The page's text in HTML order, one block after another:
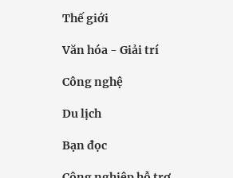
Thế giới
Văn hóa - Giải trí
Công nghệ
Du lịch
Bạn đọc